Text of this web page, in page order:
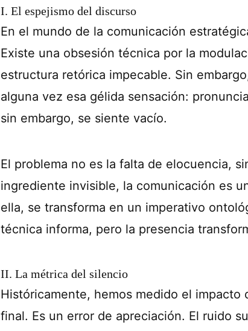
I. El espejismo del discurso
En el mundo de la comunicación
Existe una obsesión técnica por la
estructura retórica impecable. Sin
alguna vez esa gélida sensación:
sin embargo, se siente vacío.
El problema no es la falta de elocuencia,
ingrediente invisible, la comunicación es
ella, se transforma en un imperativo
técnica informa, pero la presencia
II. La métrica del silencio
Históricamente, hemos medido el
final. Es un error de apreciación. El ruido